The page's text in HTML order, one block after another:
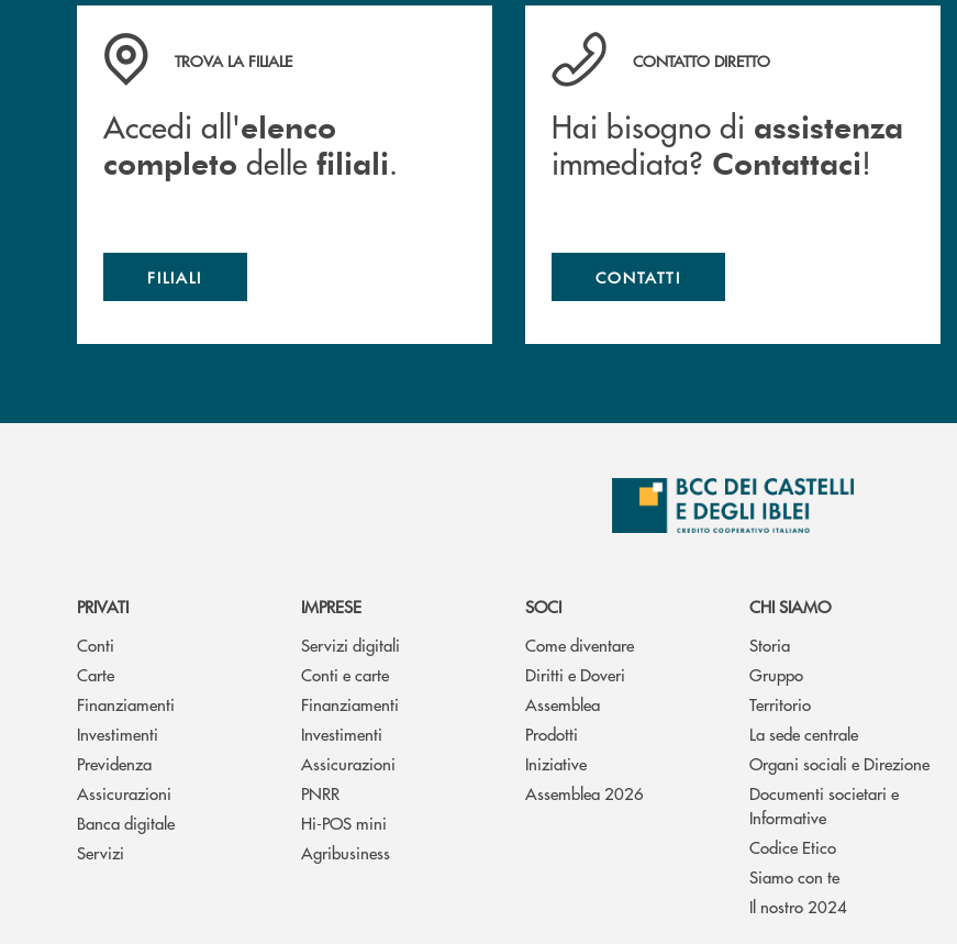
Accedi all' elenco completo delle filiali .
TROVA LA FILIALE
Accedi all'elenco
completo delle filiali.
FILIALI
Hai bisogno di assistenza immediata? Contattaci !
CONTATTO DIRETTO
Hai bisogno di assistenza
immediata? Contattaci!
CONTATTI
PRIVATI
Conti
Carte
Finanziamenti
Investimenti
Previdenza
Assicurazioni
Banca digitale
Servizi
IMPRESE
Servizi digitali
Conti e carte
Finanziamenti
Investimenti
Assicurazioni
PNRR
Hi-POS mini
Agribusiness
SOCI
Come diventare
Diritti e Doveri
Assemblea
Prodotti
Iniziative
Assemblea 2026
CHI SIAMO
Storia
Gruppo
Territorio
La sede centrale
Organi sociali e Direzione
Documenti societari e
Informative
Codice Etico
Siamo con te
Il nostro 2024